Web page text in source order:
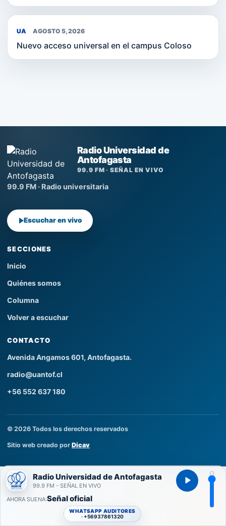
UA AGOSTO 5, 2026
Nuevo acceso universal en el campus Coloso
Radio Universidad de
Antofagasta
99.9 FM · SEÑAL EN VIVO
99.9 FM · Radio universitaria
Escuchar en vivo
SECCIONES
Inicio
Quiénes somos
Columna
Volver a escuchar
CONTACTO
Avenida Angamos 601, Antofagasta.
radio@uantof.cl
+56 552 637 180
© 2026 Todos los derechos reservados
Sitio web creado por Dicav
Radio Universidad de Antofagasta
99.9 FM - SEÑAL EN VIVO
AHORA SUENA Señal oficial
WHATSAPP AUDITORES
+56937861320